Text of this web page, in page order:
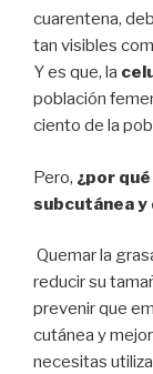
cuarentena,
tan visibles
Y es que, la
población
ciento de la
Pero, ¿por
subcutánea y
Quemar la
reducir su
prevenir que
cutánea y
necesitas